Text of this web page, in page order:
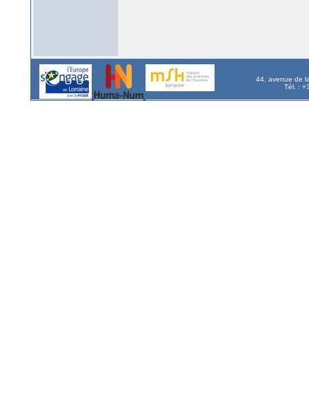
44, avenue de
Tél. :